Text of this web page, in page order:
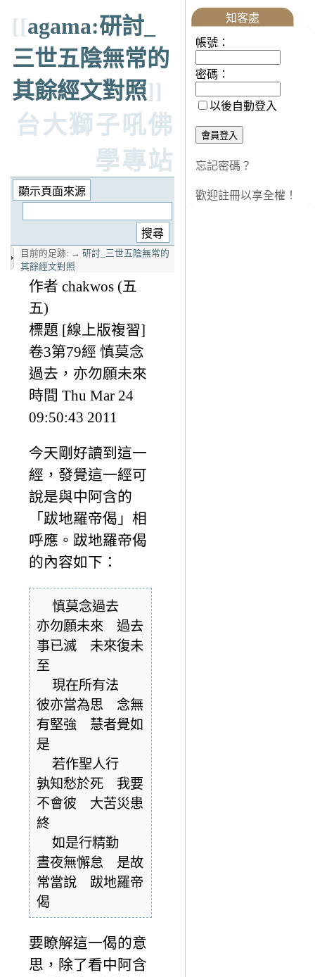
[[agama:研討_
三世五陰無常的
其餘經文對照]]
台大獅子吼佛
學專站
目前的足跡: → 研討_三世五陰無常的
其餘經文對照
作者 chakwos (五
五)
標題 [線上版複習]
卷3第79經 慎莫念
過去，亦勿願未來
時間 Thu Mar 24
09:50:43 2011
今天剛好讀到這一
經，發覺這一經可
說是與中阿含的
「跋地羅帝偈」相
呼應。跋地羅帝偈
的內容如下：
亦勿願未來　過去
事已滅　未來復未
至
彼亦當為思　念無
有堅強　慧者覺如
是
孰知愁於死　我要
不會彼　大苦災患
終
晝夜無懈怠　是故
常當說　跋地羅帝
偈
要瞭解這一偈的意
思，除了看中阿含
知客處
帳號：
密碼：
以後自動登入
忘記密碼？
歡迎註冊以享全權！